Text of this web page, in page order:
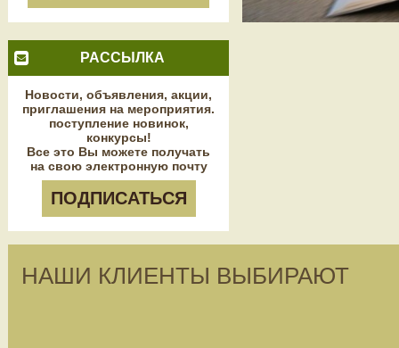
РАССЫЛКА
Новости, объявления, акции,
приглашения на мероприятия.
поступление новинок,
конкурсы!
Все это Вы можете получать
на свою электронную почту
ПОДПИСАТЬСЯ
НАШИ КЛИЕНТЫ ВЫБИРАЮТ